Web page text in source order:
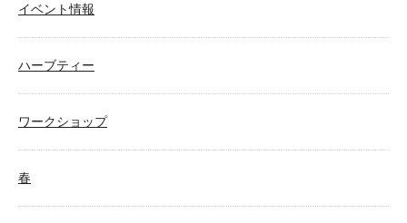
イベント情報
ハーブティー
ワークショップ
春